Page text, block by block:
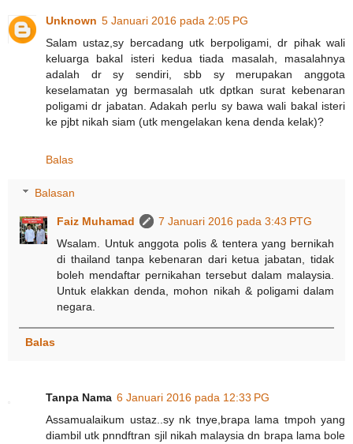
Unknown 5 Januari 2016 pada 2:05 PG
Salam ustaz,sy bercadang utk berpoligami, dr pihak wali
keluarga bakal isteri kedua tiada masalah, masalahnya
adalah dr sy sendiri, sbb sy merupakan anggota
keselamatan yg bermasalah utk dptkan surat kebenaran
poligami dr jabatan. Adakah perlu sy bawa wali bakal isteri
ke pjbt nikah siam (utk mengelakan kena denda kelak)?
Balas
Balasan
Faiz Muhamad
7 Januari 2016 pada 3:43 PTG
Wsalam. Untuk anggota polis & tentera yang bernikah
di thailand tanpa kebenaran dari ketua jabatan, tidak
boleh mendaftar pernikahan tersebut dalam malaysia.
Untuk elakkan denda, mohon nikah & poligami dalam
negara.
Balas
Tanpa Nama 6 Januari 2016 pada 12:33 PG
Assamualaikum ustaz..sy nk tnye,brapa lama tmpoh yang
diambil utk pnndftran sjil nikah malaysia dn brapa lama bole